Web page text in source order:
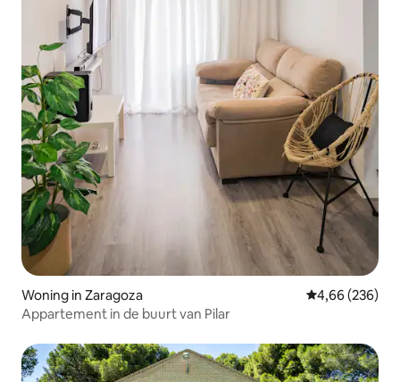
Woning in Zaragoza Gemiddelde
4,66 (236)
Appartement in de buurt van Pilar